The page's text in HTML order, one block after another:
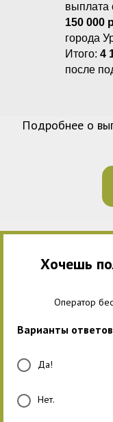
150 000
города
Итого: 4
после
Подробнее о
Хочешь
Оператор
Варианты
Да!
Нет.